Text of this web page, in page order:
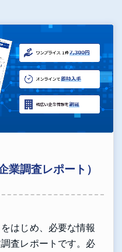
業調査レポート）
はじめ、必要な情報
査レポートです。必